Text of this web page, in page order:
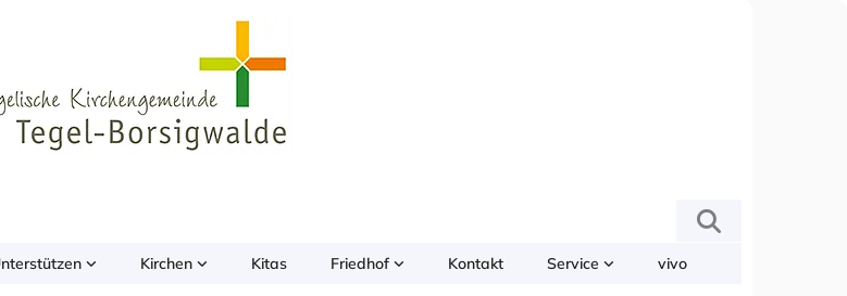
Kirchen Kitas Friedhof Kontakt Service vivo